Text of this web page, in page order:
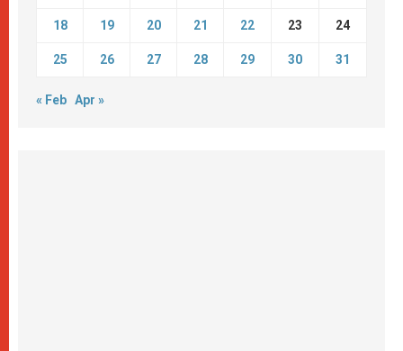
18 19 20 21 22 23 24
25 26 27 28 29 30 31
« Feb Apr »